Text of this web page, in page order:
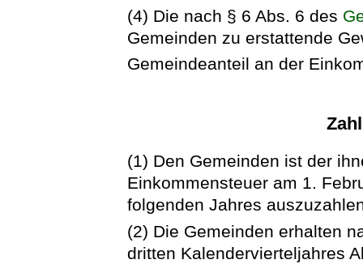
(4) Die nach § 6 Abs. 6 des
Gemeinden zu erstattende
Gemeindeanteil an der
(1) Den Gemeinden ist der
Einkommensteuer am 1.
folgenden Jahres
(2) Die Gemeinden erhalten
dritten Kalendervierteljahres